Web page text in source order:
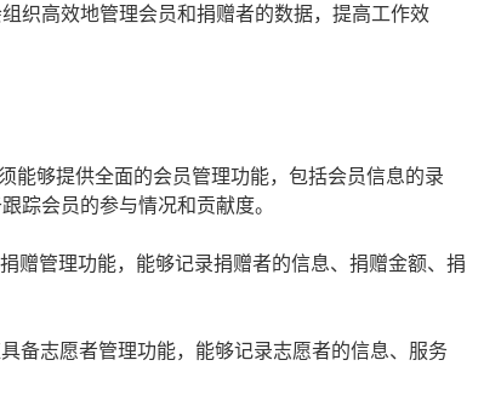
织高效地管理会员和捐赠者的数据，提高工作效
能够提供全面的会员管理功能，包括会员信息的录
踪会员的参与情况和贡献度。
赠管理功能，能够记录捐赠者的信息、捐赠金额、捐
备志愿者管理功能，能够记录志愿者的信息、服务